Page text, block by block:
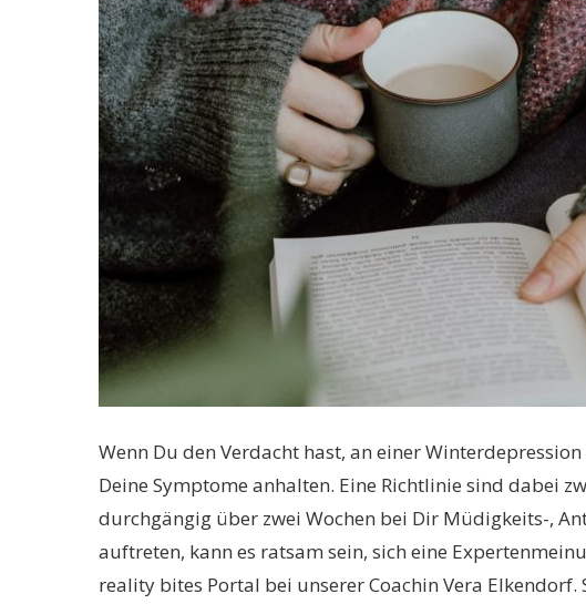
Wenn Du den Verdacht hast, an einer
Deine Symptome anhalten. Eine Richtlinie sind dabei
durchgängig über zwei Wochen bei Dir Müdigkeits-,
auftreten, kann es ratsam sein, sich eine
reality bites Portal bei unserer Coachin Vera Elkendorf.